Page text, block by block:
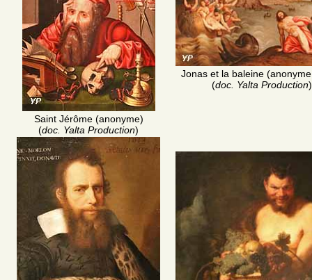
Saint Jérôme (anonyme)
(doc. Yalta Production)
Jonas et la baleine
(doc. Yalta Production)